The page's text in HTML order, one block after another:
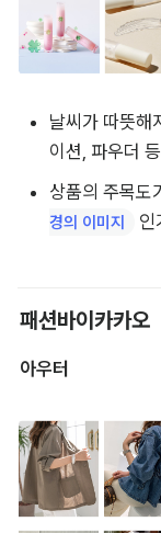
날씨가 따뜻해
이션, 파우더
상품의 주목도
경의 이미지
인
패션바이카카오
아우터